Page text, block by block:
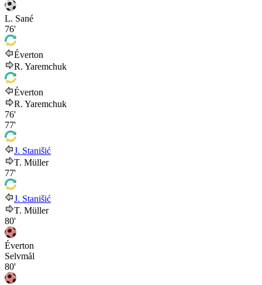
L. Sané
76'
Éverton
R. Yaremchuk
Éverton
R. Yaremchuk
76'
77'
J. Stanišić
T. Müller
77'
J. Stanišić
T. Müller
80'
Éverton
Selvmål
80'